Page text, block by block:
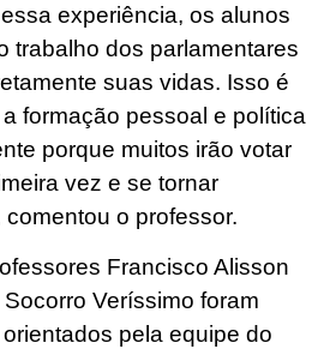
experiência, os alunos
trabalho dos parlamentares
suas vidas. Isso é
formação pessoal e política
porque muitos irão votar
vez e se tornar
comentou o professor.
Francisco Alisson
Veríssimo foram
pela equipe do